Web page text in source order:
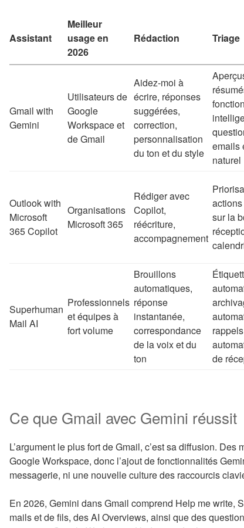
Assistant
Meilleur
usage en
2026
Rédaction Triage
Gmail with
Gemini
Utilisateurs de
Google
Workspace et
de Gmail
Aidez-moi à
écrire, réponses
suggérées,
correction,
personnalisation
du ton et du style
emails
naturel
Outlook with
Microsoft
365 Copilot
Organisations
Microsoft 365
Rédiger avec
Copilot,
réécriture,
accompagnement
sur la
Superhuman
Mail AI
Professionnels
et équipes à
fort volume
Brouillons
automatiques,
réponse
instantanée,
correspondance
de la voix et du
ton
rappels
de
Ce que Gmail avec Gemini réussit
L’argument le plus fort de Gmail, c’est sa diffusion.
Google Workspace, donc l’ajout de fonctionnalités
messagerie, ni une nouvelle culture des raccourcis
En 2026, Gemini dans Gmail comprend Help me write,
mails et de fils, des AI Overviews, ainsi que des